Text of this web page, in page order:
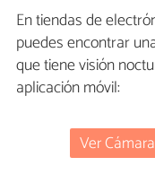
En tiendas de
puedes encontrar
que tiene visión
aplicación móvil:
Ver